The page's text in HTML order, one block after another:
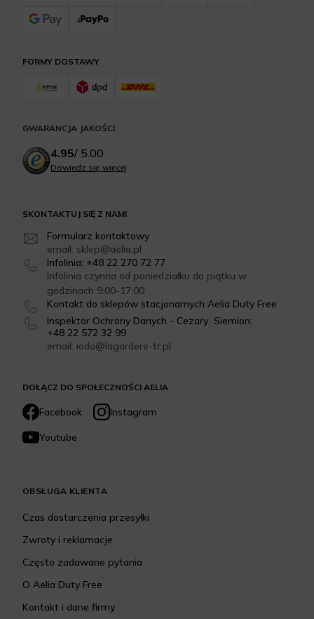
DOŁĄCZ DO SPOŁECZNOŚCI AELIA
Facebook
Instagram
Youtube
SKONTAKTUJ SIĘ Z NAMI
Formularz kontaktowy
email: sklep@aelia.pl
Infolinia: +48 22 270 72 77
Infolinia czynna od poniedziałku do piątku w
godzinach 9:00-17:00
Kontakt do sklepów stacjonarnych Aelia Duty Free
Inspektor Ochrony Danych - Cezary Siemion:
+48 22 572 32 99
email: iodo@lagardere-tr.pl
FORMY DOSTAWY
OBSŁUGA KLIENTA
Czas dostarczenia przesyłki
Zwroty i reklamacje
Często zadawane pytania
O Aelia Duty Free
Kontakt i dane firmy
GWARANCJA JAKOŚCI
4.95/ 5.00
Dowiedz się więcej